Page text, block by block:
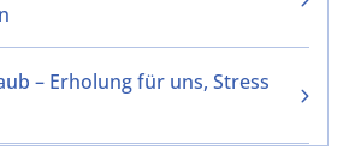
– Erholung für uns, Stress